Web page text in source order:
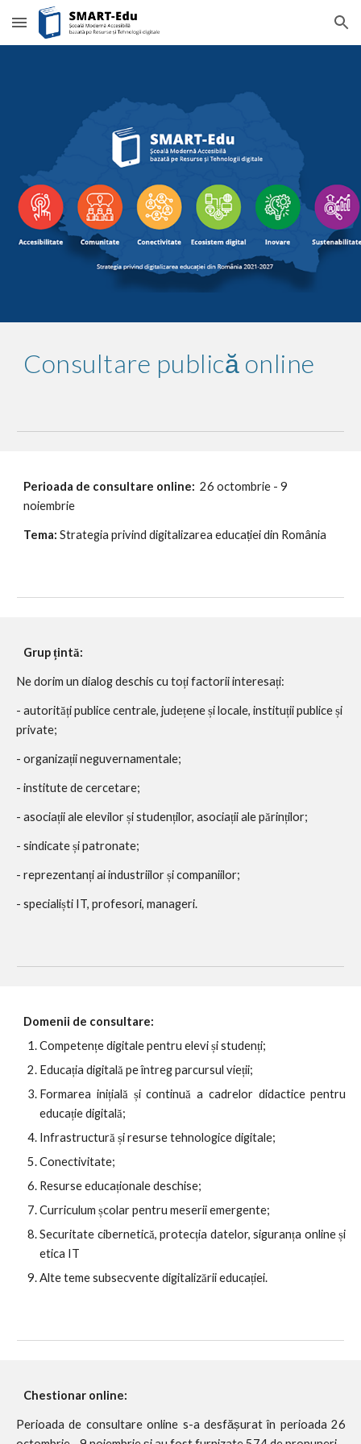
Skip to main content Skip to navigation
Consultare publică online
Perioada de consultare online:
  26 octombrie - 9
noiembrie
Tema: Strategia privind digitalizarea educației din România
Grup țintă:
Ne dorim un dialog deschis cu toți factorii interesați:
- autorități publice centrale, județene și locale, instituții publice și
private;
- organizații neguvernamentale;
- institute de cercetare;
- asociații ale elevilor și studenților, asociații ale părinților;
- sindicate și patronate;
- reprezentanți ai industriilor și companiilor;
- specialiști IT, profesori, manageri.
Domenii de consultare:
Competențe digitale pentru elevi și studenți;
Educația digitală pe întreg parcursul vieții;
Formarea inițială și continuă a cadrelor didactice pentru
educație digitală;
Infrastructură și resurse tehnologice digitale;
Conectivitate;
Resurse educaționale deschise;
Curriculum școlar pentru meserii emergente;
Securitate cibernetică, protecția datelor, siguranța online și
etica IT
Alte teme subsecvente digitalizării educației.
Chestionar online:
Perioada de consultare online s-a desfășurat în perioada 26